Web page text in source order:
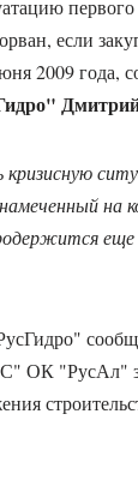
если
2009 года,
на
ОК "РусАл"